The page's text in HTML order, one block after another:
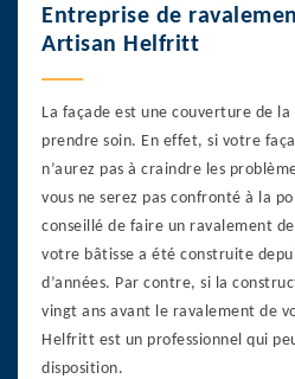
Entreprise de
Artisan Helfritt
La façade est une couverture de
prendre soin. En effet, si votre
n’aurez pas à craindre les
vous ne serez pas confronté à la
conseillé de faire un ravalement
votre bâtisse a été construite
d’années. Par contre, si la
vingt ans avant le ravalement de
Helfritt est un professionnel qui
disposition.